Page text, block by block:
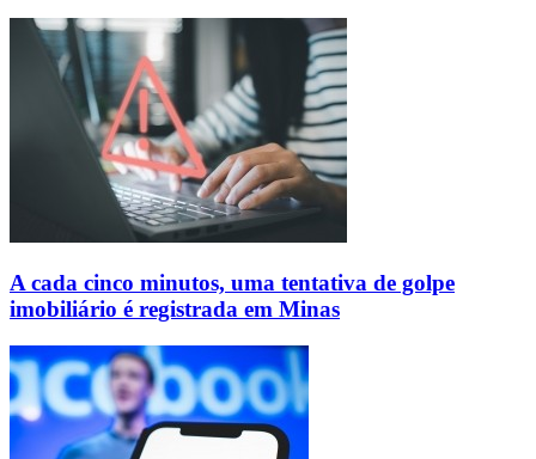
A cada cinco minutos, uma tentativa de golpe
imobiliário é registrada em Minas